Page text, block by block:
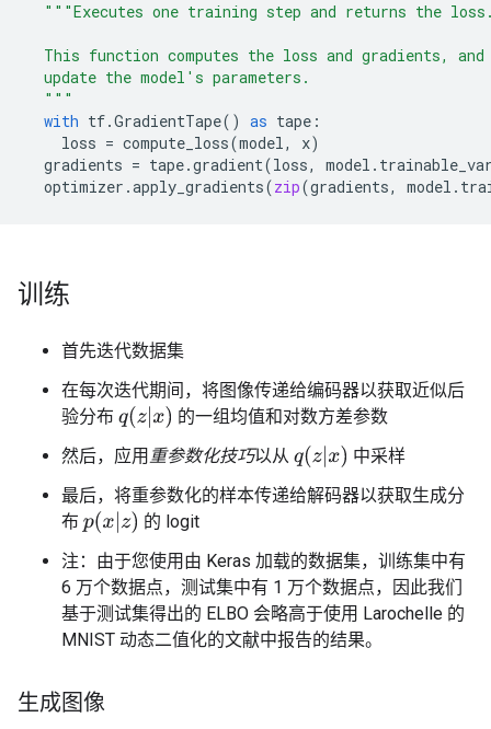
"""Executes one training step and returns the
This function computes the loss and gradients,
  update the model's parameters.
  """
with tf.GradientTape() as tape :
loss = compute_loss(model, x)
gradients = tape.gradient(loss, model .
optimizer .apply_gradients(zip(gradients, model .
训练
首先迭代数据集
在每次迭代期间，将图像传递给编码器以获取近似后
验分布 q(z| x)
的一组均值和对数方差参数
然后，应用 重参数化技巧以从 q(z| x)
中采样
最后，将重参数化的样本传递给解码器以获取生成分
布 p(x|z)
的 logit
注：由于您使用由 Keras 加载的数据集，训练集中有
6 万个数据点，测试集中有 1 万个数据点，因此我们
基于测试集得出的 ELBO 会略高于使用 Larochelle 的
MNIST 动态二值化的文献中报告的结果。
生成图像